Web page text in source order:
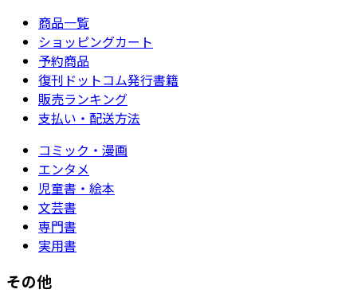
商品一覧
ショッピングカート
予約商品
復刊ドットコム発行書籍
販売ランキング
支払い・配送方法
コミック・漫画
エンタメ
児童書・絵本
文芸書
専門書
実用書
その他